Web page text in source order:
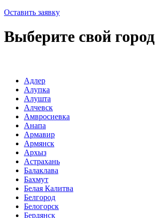
Оставить заявку
Выберите свой город
Адлер
Алупка
Алушта
Алчевск
Амвросиевка
Анапа
Армавир
Армянск
Архыз
Астрахань
Балаклава
Бахмут
Белая Калитва
Белгород
Белогорск
Бердянск